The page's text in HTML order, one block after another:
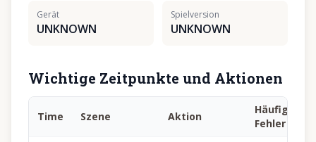
Gerät
UNKNOWN
Spielversion
UNKNOWN
Wichtige Zeitpunkte und Aktionen
Time Szene Aktion
Häufiger
Fehler